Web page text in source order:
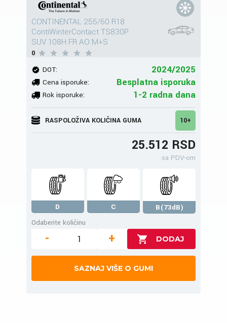
CONTINENTAL 255/60 R18
ContiWinterContact TS830P
SUV 108H FR AO M+S
0
DOT: 2024/2025
Cena isporuke: Besplatna isporuka
Rok isporuke: 1-2 radna dana
RASPOLOŽIVA KOLIČINA GUMA 10+
25.512 RSD
sa PDV-om
D C
B(73dB)
Odaberite količinu
- +
SAZNAJ VIŠE O GUMI